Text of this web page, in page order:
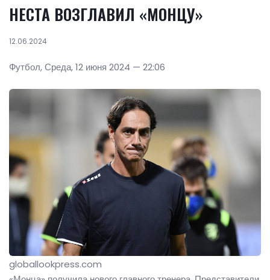
НЕСТА ВОЗГЛАВИЛ «МОНЦУ»
12.06.2024
Футбол, Среда, 12 июня 2024 — 22:06
globallookpress.com